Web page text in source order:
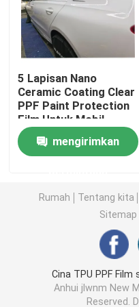
Film Mobil TPU
Film Perlindungan Cat
Film Warna Jendela
Film Perlindungan PPF
Bungkus Mobil PPF
5 Lapisan Nano
Ceramic Coating Clear
PPF Paint Protection
Film Untuk Mobil
mengirimkan
Rumah Tentang kita
Sitemap
Cina TPU PPF Film
Anhui jlwnm New
Reserved.